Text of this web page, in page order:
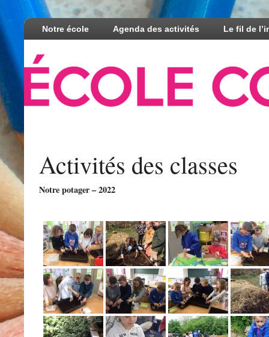
Notre école Agenda des activités Le fil de
Activités des classes
Notre potager – 2022